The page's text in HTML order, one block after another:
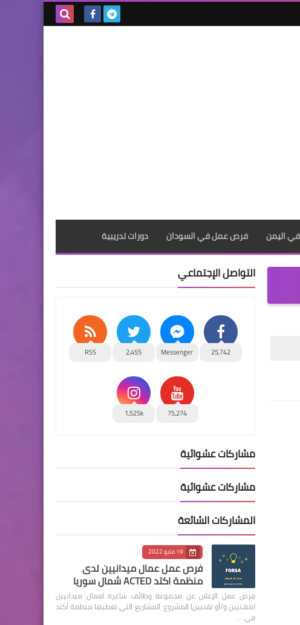
اليمن فرص عمل في السودان دورات تدريبية
التواصل الإجتماعي
25,742
Messenger
2,455
RSS
75,274
1,525k
مشاركات عشوائية
مشاركات عشوائية
المشاركات الشائعة
19 مايو 2022
فرص عمل عمال ميدانيين لدى
منظمة اكتد ACTED شمال سوريا
فرص عمل الإعلان عن مجموعة وظائف شاغرة لعمال ميدانيين
(مهنيين و/أو تقنيين) المشروع: المشاريع التي تغطيها منظمة أكتد
في …